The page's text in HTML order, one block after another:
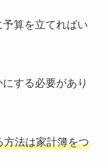
算を立てればい
する必要があり
方法は家計簿をつ